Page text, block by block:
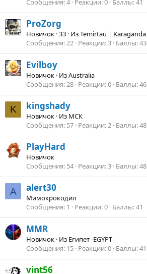
Сообщения 4 Реакции 0 Баллы 41
ProZorg
Новичок ·33 · ИзTemirtau | Karaganda
Сообщения 22 Реакции 3 Баллы 43
Evilboy
Новичок · ИзAustralia
Сообщения 28 Реакции 0 Баллы 46
K kingshady
Новичок · Из МСК
Сообщения 57 Реакции 2 Баллы 48
PlayHard
Новичок
Сообщения 54 Реакции 3 Баллы 48
A alert30
Мимокрокодил
Сообщения 1 Реакции 0 Баллы 41
MMR
Новичок · Из Египет -EGYPT
Сообщения 15 Реакции 0 Баллы 41
vint56